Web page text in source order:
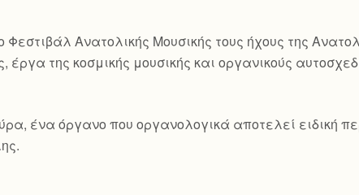
Ανατολικής Μουσικής τους ήχους της
της κοσμικής μουσικής και οργανικούς
ένα όργανο που οργανολογικά αποτελεί ειδική